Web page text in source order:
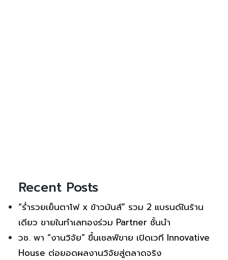
Recent Posts
“ร่ำรวยเย็นตาโฟ x ข้าวมันส์” รวม 2 แบรนด์ในร้าน
เดียว ขายในทำเลทองร่วม Partner ชั้นนำ
วช. พา “งานวิจัย” ขึ้นเชลฟ์ขาย เปิดเวที Innovative
House ต่อยอดผลงานวิจัยสู่ตลาดจริง